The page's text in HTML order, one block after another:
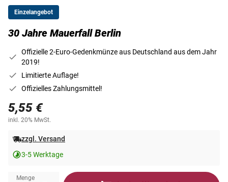
Einzelangebot
30 Jahre Mauerfall Berlin
Offizielle 2-Euro-Gedenkmünze aus Deutschland aus dem Jahr
2019!
Limitierte Auflage!
Offizielles Zahlungsmittel!
5,55 €
inkl. 20% MwSt.
zzgl. Versand
3-5 Werktage
Menge